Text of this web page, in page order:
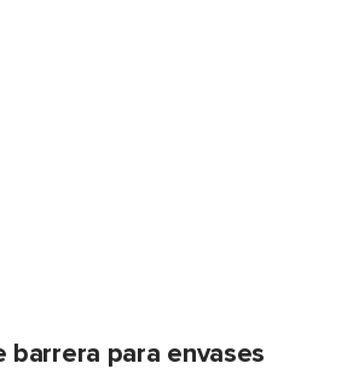
barrera para envases